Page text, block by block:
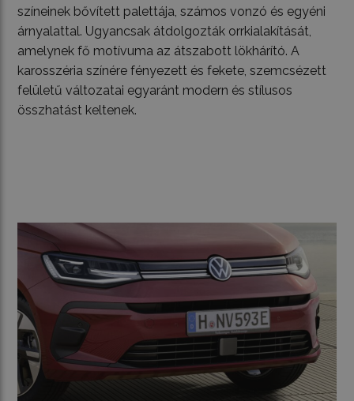
színeinek bővített palettája, számos vonzó és egyéni
árnyalattal. Ugyancsak átdolgozták orrkialakítását,
amelynek fő motívuma az átszabott lökhárító. A
karosszéria színére fényezett és fekete, szemcsézett
felületű változatai egyaránt modern és stílusos
összhatást keltenek.